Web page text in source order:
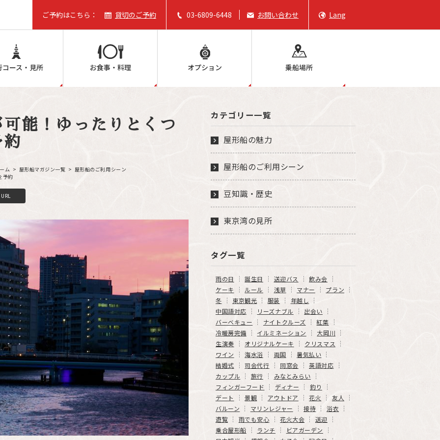
ご予約はこちら： 貸切のご予約 03-6809-6448 お問い合わせ Lang
コース・見所 お食事・料理 オプション 乗船場所
能！ゆったりとくつ
約
ム 屋形船マガジン一覧
屋形船のご利用シーン
予約
L
n
カテゴリー一覧
屋形船の魅力
屋形船のご利用シーン
豆知識・歴史
東京湾の見所
タグ一覧
雨の日 誕生日 送迎バス
飲み会
ケーキ
ルール 浅草 マナー
プラン
冬
東京観光 服装
年越し
中国語対応
リーズナブル
出会い
バーベキュー
ナイトクルーズ
紅葉
冷暖房完備
イルミネーション
大岡川
生演奏
オリジナルケーキ
クリスマス
ワイン
海水浴 両国
暑気払い
結婚式
司会代行 同窓会
英語対応
カップル
旅行
みなとみらい
フィンガーフード
ディナー
釣り
デート
景観 アウトドア 花火
友人
バルーン
マリンレジャー 接待
浴衣
遊覧
雨でも安心 花火大会
送迎
乗合屋形船
ランチ
ビアガーデン